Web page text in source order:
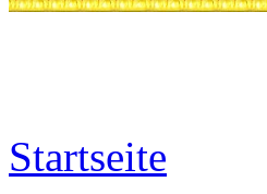
Startseite